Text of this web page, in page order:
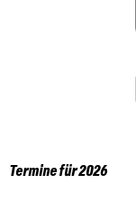
Termine für 2026